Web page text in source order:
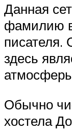
Данная
фамилию
писателя.
здесь
Обычно
хостела